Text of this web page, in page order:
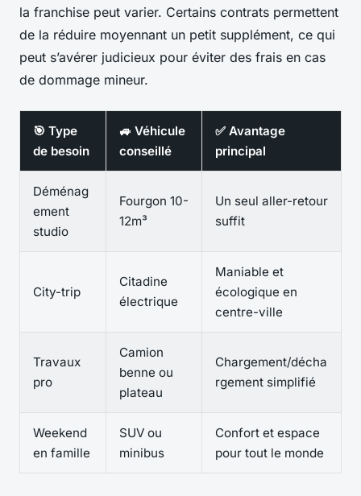
la franchise peut varier. Certains contrats permettent
de la réduire moyennant un petit supplément, ce qui
peut s’avérer judicieux pour éviter des frais en cas
de dommage mineur.
🎯 Type
de besoin
🚙 Véhicule
conseillé
✅ Avantage
principal
Déménag
ement
studio
Fourgon 10-
12m³
Un seul aller-retour
suffit
City-trip
Citadine
électrique
Maniable et
écologique en
centre-ville
Travaux
pro
Camion
benne ou
plateau
Chargement/décha
rgement simplifié
Weekend
en famille
SUV ou
minibus
Confort et espace
pour tout le monde